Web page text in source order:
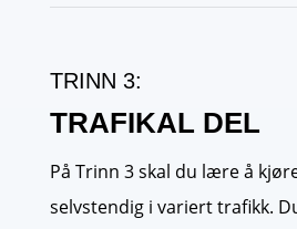
TRINN 3:
TRAFIKAL DEL
På Trinn 3 skal du lære å
selvstendig i variert trafikk.